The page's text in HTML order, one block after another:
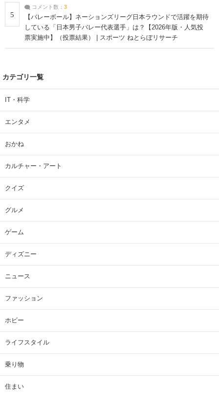
5
コメント数： 3
【バレーボール】ネーションズリーグ日本ラウンドで活躍を期待
している「日本男子バレー代表選手」は？【2026年版・人気投
票実施中】（投票結果） | スポーツ ねとらぼリサーチ
カテゴリ一覧
IT・科学
エンタメ
おかね
カルチャー・アート
クイズ
グルメ
ゲーム
ディズニー
ニュース
ファッション
ホビー
ライフスタイル
乗り物
住まい